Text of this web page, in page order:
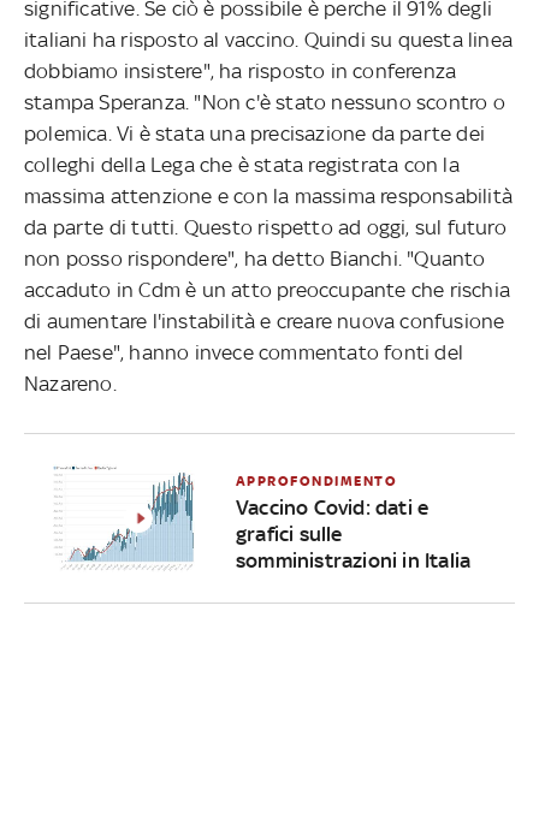
significative. Se ciò è possibile è perche il 91% degli
italiani ha risposto al vaccino. Quindi su questa linea
dobbiamo insistere", ha risposto in conferenza
stampa Speranza. "Non c'è stato nessuno scontro o
polemica. Vi è stata una precisazione da parte dei
colleghi della Lega che è stata registrata con la
massima attenzione e con la massima responsabilità
da parte di tutti. Questo rispetto ad oggi, sul futuro
non posso rispondere", ha detto Bianchi. "Quanto
accaduto in Cdm è un atto preoccupante che rischia
di aumentare l'instabilità e creare nuova confusione
nel Paese", hanno invece commentato fonti del
Nazareno.
APPROFONDIMENTO
Vaccino Covid: dati e
grafici sulle
somministrazioni in Italia